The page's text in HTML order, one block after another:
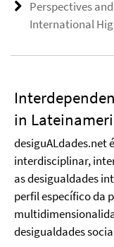
Perspectives
International
in
desiguALdades.net
interdisciplinar,
as desigualdades
perfil específico da
desigualdades